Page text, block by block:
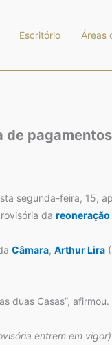
Escritório Áreas
de pagamentos
segunda-feira, 15,
da reoneração
Câmara, Arthur Lira
duas Casas”, afirmou.
entrem em vigor)